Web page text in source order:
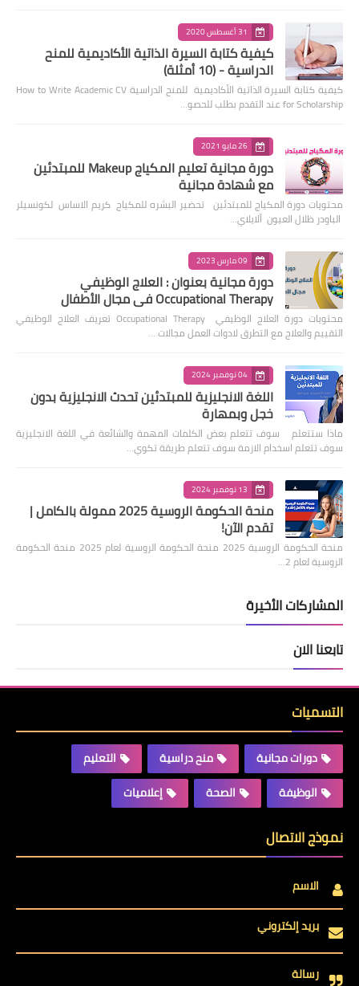
31 أغسطس 2020
كيفية كتابة السيرة الذاتية الأكاديمية للمنح
الدراسية - (10 أمثلة)
كيفية كتابة السيرة الذاتية الأكاديمية للمنح الدراسية How to Write Academic CV
for Scholarship عند التقدم بطلب للحصو…
26 مايو 2021
دورة مجانية تعليم المكياج Makeup للمبتدئين
مع شهادة مجانية
محتويات دورة المكياج للمبتدئين تحضير البشره للمكياج كريم الاساس لكونسيلر
الباودر ظلال العيون ألايلاي…
09 مارس 2023
دورة مجانية بعنوان : العلاج الوظيفي
Occupational Therapy في مجال الأطفال
محتويات دورة العلاج الوظيفي Occupational Therapy تعريف العلاج الوظيفي
التقييم والعلاج مع التطرق لادوات العمل مجالات …
04 نوفمبر 2024
اللغة الانجليزية للمبتدئين تحدث الانجليزية بدون
خجل وبمهارة
ماذا ستتعلم سوف تتعلم بعض الكلمات المهمة والشائعة في اللغة الانجليزية
سوف تتعلم اسخدام الازمة سوف تتعلم طريقة تكوي…
13 نوفمبر 2024
منحة الحكومة الروسية 2025 ممولة بالكامل |
تقدم الآن!
منحة الحكومة الروسية 2025 منحة الحكومة الروسية لعام 2025 منحة الحكومة
الروسية لعام 2…
المشاركات الأخيرة
تابعنا الان
التسميات
دورات مجانية منح دراسية
التعليم
الوظيفة
الصحة إعلاميات
نموذج الاتصال
الاسم
بريد إلكتروني
رسالة